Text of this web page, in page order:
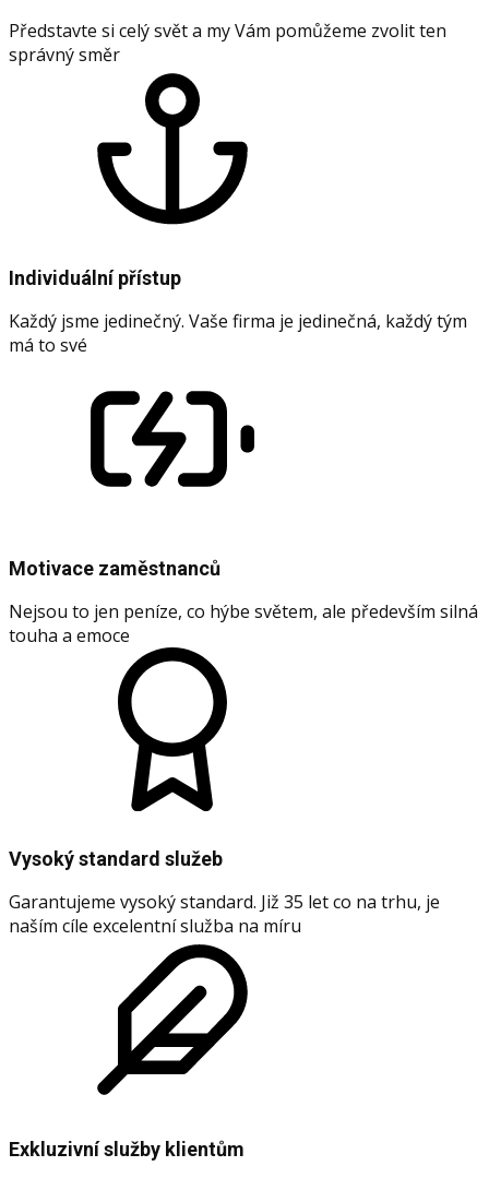
Představte si celý svět a my Vám pomůžeme zvolit ten
správný směr
Individuální přístup
Každý jsme jedinečný. Vaše firma je jedinečná, každý tým
má to své
Motivace zaměstnanců
Nejsou to jen peníze, co hýbe světem, ale především silná
touha a emoce
Vysoký standard služeb
Garantujeme vysoký standard. Již 35 let co na trhu, je
naším cíle excelentní služba na míru
Exkluzivní služby klientům